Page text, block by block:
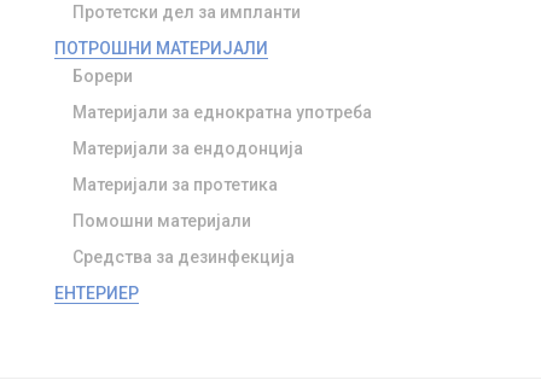
Протетски дел за импланти
ПОТРОШНИ МАТЕРИЈАЛИ
Борери
Материјали за еднократна употреба
Материјали за ендодонција
Материјали за протетика
Помошни материјали
Средства за дезинфекција
ЕНТЕРИЕР